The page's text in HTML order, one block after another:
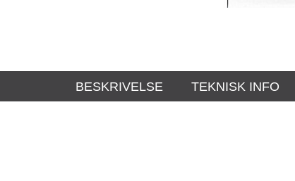
BESKRIVELSE TEKNISK INFO